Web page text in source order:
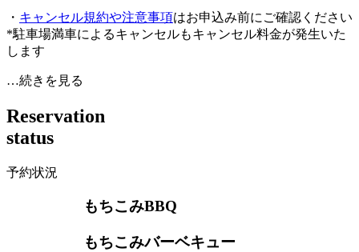
・ キャンセル規約や注意事項はお申込み前にご確認ください
*駐車場満車によるキャンセルもキャンセル料金が発生いた
します
…続きを見る
Reservation
status
予約状況
もちこみBBQ
もちこみバーベキュー